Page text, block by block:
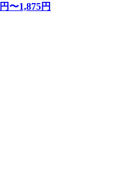
円〜1,875円